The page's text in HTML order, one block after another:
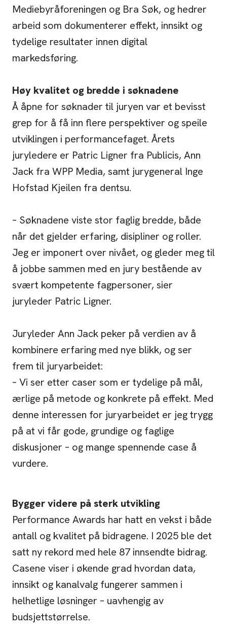
Mediebyråforeningen og Bra Søk, og hedrer
arbeid som dokumenterer effekt, innsikt og
tydelige resultater innen digital
markedsføring.
Høy kvalitet og bredde i søknadene
Å åpne for søknader til juryen var et bevisst
grep for å få inn flere perspektiver og speile
utviklingen i performancefaget. Årets
juryledere er Patric Ligner fra Publicis, Ann
Jack fra WPP Media, samt jurygeneral Inge
Hofstad Kjeilen fra dentsu.
– Søknadene viste stor faglig bredde, både
når det gjelder erfaring, disipliner og roller.
Jeg er imponert over nivået, og gleder meg til
å jobbe sammen med en jury bestående av
svært kompetente fagpersoner, sier
juryleder Patric Ligner.
Juryleder Ann Jack peker på verdien av å
kombinere erfaring med nye blikk, og ser
frem til juryarbeidet:
– Vi ser etter caser som er tydelige på mål,
ærlige på metode og konkrete på effekt. Med
denne interessen for juryarbeidet er jeg trygg
på at vi får gode, grundige og faglige
diskusjoner – og mange spennende case å
vurdere.
Bygger videre på sterk utvikling
Performance Awards har hatt en vekst i både
antall og kvalitet på bidragene. I 2025 ble det
satt ny rekord med hele 87 innsendte bidrag.
Casene viser i økende grad hvordan data,
innsikt og kanalvalg fungerer sammen i
helhetlige løsninger – uavhengig av
budsjettstørrelse.